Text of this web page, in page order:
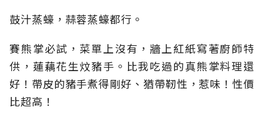
鼓汁蒸蠔，蒜蓉蒸蠔都行。
賽熊掌必試，菜單上沒有，牆上紅紙寫著廚師特
供，蓮藕花生炆豬手。比我吃過的真熊掌料理還
好！帶皮的豬手煮得剛好、猶帶靭性，惹味！性價
比超高！